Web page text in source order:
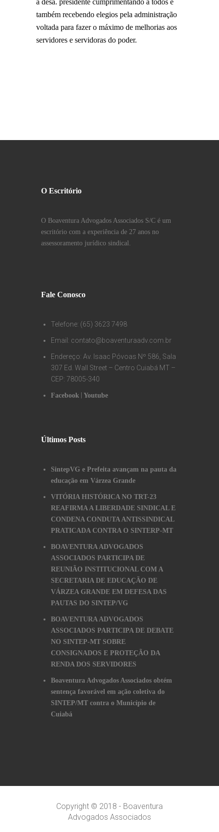
a desa. presidente cumprimentando a todos e
também recebendo elegios pela administração
voltada para fazer o máximo de melhorias aos
servidores e servidoras do poder.
O Escritório
O Boaventura Advogados Associados S/C é um
escritório com a experiência de 27 anos no
assessoramento jurídico sindical.
Fale Conosco
Telefone: (65) 3623 7498
Email: contato@boaventuraadv.com.br
Endereço: Av. Isaac Póvoas Nº 586, Sala
307 Ed. Wall Street – Centro Cuiabá MT –
CEP: 78005-340
Facebook Youtube
Últimos Posts
SintepVG e Prefeita avançam na pauta da
educação em Várzea Grande
VITÓRIA HISTÓRICA NO TRT-23
REAFIRMA A LIBERDADE SINDICAL E
CONDENA CONDUTA ANTISSINDICAL
PRATICADA CONTRA O SINTERP-MT
BOAVENTURA ADVOGADOS
ASSOCIADOS PARTICIPA DE
REUNIÃO INSTITUCIONAL COM A
SECRETARIA DE EDUCAÇÃO DE
VÁRZEA GRANDE EM DEFESA DAS
PAUTAS DO SINTEP/VG
BOAVENTURA ADVOGADOS
ASSOCIADOS PARTICIPA DE DEBATE
NO SINTEP-MT SOBRE
CONSIGNADOS E PROTEÇÃO DA
RENDA DOS SERVIDORES
Boaventura Advogados Associados obtém
sentença favorável em ação coletiva do
SINTEP/MT contra o Município de
Cuiabá
Copyright © 2018 - Boaventura
Advogados Associados